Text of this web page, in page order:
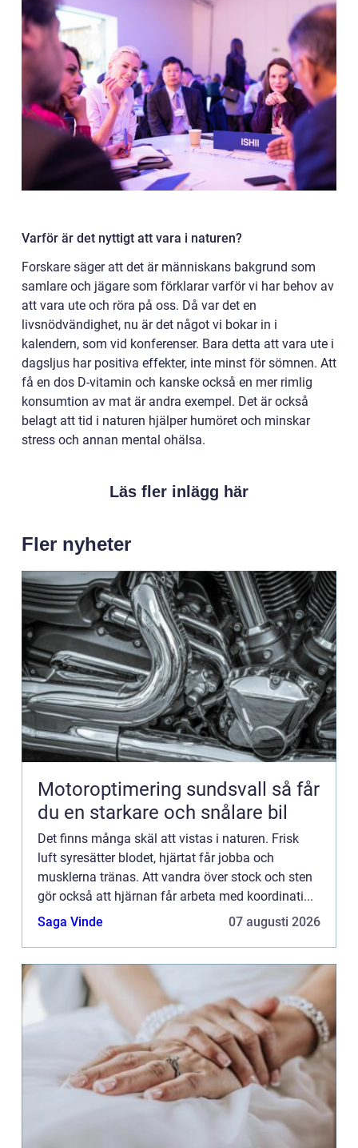
Varför är det nyttigt att vara i naturen?
Forskare säger att det är människans bakgrund som
samlare och jägare som förklarar varför vi har behov av
att vara ute och röra på oss. Då var det en
livsnödvändighet, nu är det något vi bokar in i
kalendern, som vid konferenser. Bara detta att vara ute i
dagsljus har positiva effekter, inte minst för sömnen. Att
få en dos D-vitamin och kanske också en mer rimlig
konsumtion av mat är andra exempel. Det är också
belagt att tid i naturen hjälper humöret och minskar
stress och annan mental ohälsa.
Läs fler inlägg här
Fler nyheter
Motoroptimering sundsvall så får
du en starkare och snålare bil
Det finns många skäl att vistas i naturen. Frisk
luft syresätter blodet, hjärtat får jobba och
musklerna tränas. Att vandra över stock och sten
gör också att hjärnan får arbeta med koordinati...
Saga Vinde
07 augusti 2026